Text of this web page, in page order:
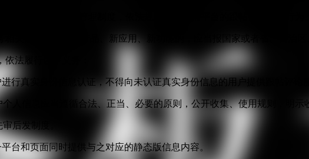
查相结合的监督管理制度，依法规范各类传播平台的跟帖评论服务行为
关的跟帖评论新产品、新应用、新功能的，应当报国家或者省、自治
法履行以下义务：
行真实身份信息认证，不得向未认证真实身份信息的用户提供跟帖评论
人信息应当遵循合法、正当、必要的原则，公开收集、使用规则，明
后发制度。
台和页面同时提供与之对应的静态版信息内容。